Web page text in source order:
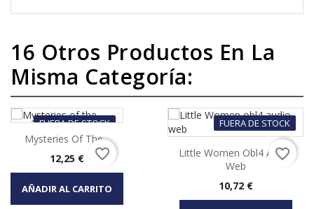
16 Otros Productos En La
Misma Categoría:
FUERA DE STOCK
Mysteries Of The...
Precio
12,25 €
AÑADIR AL CARRITO
favorite_border
FUERA DE STOCK
Little Women Obl4 Audio
Web
Precio
10,72 €
favorite_border